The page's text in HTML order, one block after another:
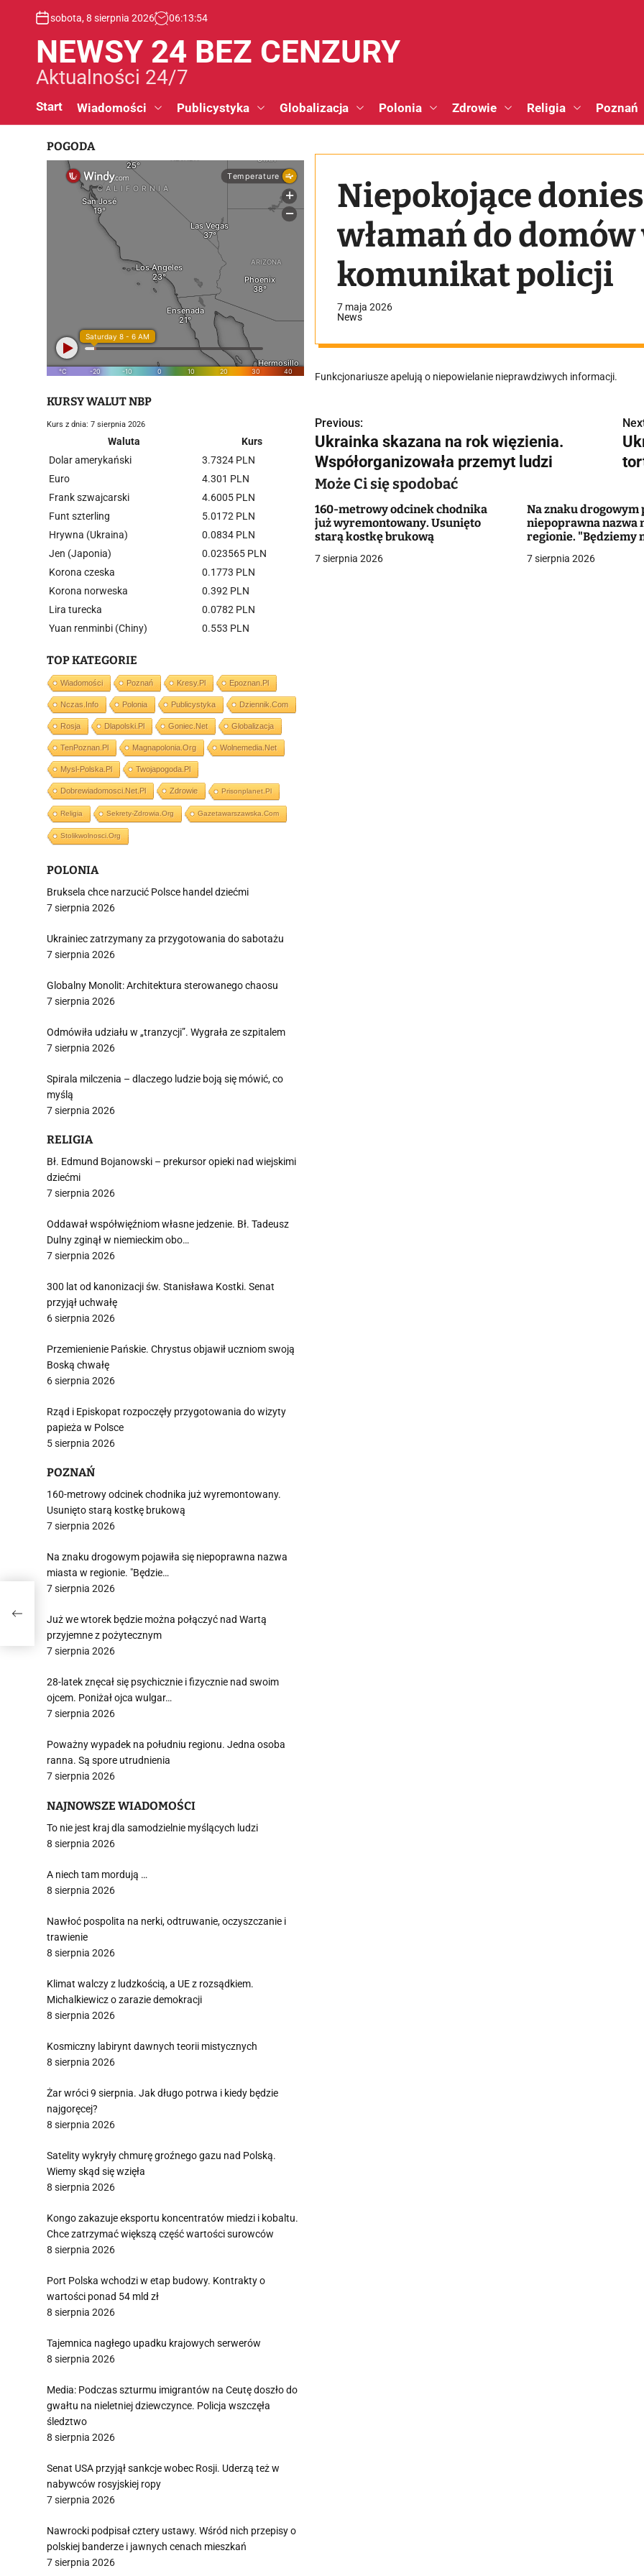
sobota, 8 sierpnia 2026 06:13:55
NEWSY 24 BEZ CENZURY
Aktualności 24/7
Start Wiadomości Publicystyka Globalizacja Polonia Zdrowie Religia Poznań
Niepokojące
włamań do
komunikat policji
7 maja 2026
News
Funkcjonariusze apelują o niepowielanie nieprawdziwych informacji.
N
a
w
i
g
a
Previous:
Ukrainka skazana na rok więzienia.
Współorganizowała przemyt ludzi
Może Ci się spodobać
160-metrowy odcinek chodnika
już wyremontowany. Usunięto
starą kostkę brukową
7 sierpnia 2026
Na znaku drogowym
niepoprawna nazwa
regionie. "Będziemy
7 sierpnia 2026
POGODA
KURSY WALUT NBP
Kurs z dnia: 7 sierpnia 2026
Waluta
Kurs
Dolar amerykański
3.7324 PLN
Euro
4.301 PLN
Frank szwajcarski
4.6005 PLN
Funt szterling
5.0172 PLN
Hrywna (Ukraina)
0.0834 PLN
Jen (Japonia)
0.023565 PLN
Korona czeska
0.1773 PLN
Korona norweska
0.392 PLN
Lira turecka
0.0782 PLN
Yuan renminbi (Chiny)
0.553 PLN
TOP KATEGORIE
Wiadomości Poznań Kresy.pl Epoznan.pl
Nczas.info Polonia Publicystyka Dziennik.com
Rosja Dlapolski.pl Goniec.net Globalizacja
TenPoznan.pl Magnapolonia.org Wolnemedia.net
Mysl-Polska.pl Twojapogoda.pl
Dobrewiadomosci.net.pl Zdrowie Prisonplanet.pl
Religia Sekrety-Zdrowia.org Gazetawarszawska.com
Stolikwolnosci.org
POLONIA
Bruksela chce narzucić Polsce handel dziećmi
7 sierpnia 2026
Ukrainiec zatrzymany za przygotowania do sabotażu
7 sierpnia 2026
Globalny Monolit: Architektura sterowanego chaosu
7 sierpnia 2026
Odmówiła udziału w „tranzycji”. Wygrała ze szpitalem
7 sierpnia 2026
Spirala milczenia – dlaczego ludzie boją się mówić, co
myślą
7 sierpnia 2026
RELIGIA
Bł. Edmund Bojanowski – prekursor opieki nad wiejskimi
dziećmi
7 sierpnia 2026
Oddawał współwięźniom własne jedzenie. Bł. Tadeusz
Dulny zginął w niemieckim obo…
7 sierpnia 2026
300 lat od kanonizacji św. Stanisława Kostki. Senat
przyjął uchwałę
6 sierpnia 2026
Przemienienie Pańskie. Chrystus objawił uczniom swoją
Boską chwałę
6 sierpnia 2026
Rząd i Episkopat rozpoczęły przygotowania do wizyty
papieża w Polsce
5 sierpnia 2026
POZNAŃ
160-metrowy odcinek chodnika już wyremontowany.
Usunięto starą kostkę brukową
7 sierpnia 2026
Na znaku drogowym pojawiła się niepoprawna nazwa
miasta w regionie. "Będzie…
7 sierpnia 2026
Już we wtorek będzie można połączyć nad Wartą
przyjemne z pożytecznym
7 sierpnia 2026
28-latek znęcał się psychicznie i fizycznie nad swoim
ojcem. Poniżał ojca wulgar…
7 sierpnia 2026
Poważny wypadek na południu regionu. Jedna osoba
ranna. Są spore utrudnienia
7 sierpnia 2026
NAJNOWSZE WIADOMOŚCI
To nie jest kraj dla samodzielnie myślących ludzi
8 sierpnia 2026
A niech tam mordują …
8 sierpnia 2026
Nawłoć pospolita na nerki, odtruwanie, oczyszczanie i
trawienie
8 sierpnia 2026
Klimat walczy z ludzkością, a UE z rozsądkiem.
Michalkiewicz o zarazie demokracji
8 sierpnia 2026
Kosmiczny labirynt dawnych teorii mistycznych
8 sierpnia 2026
Żar wróci 9 sierpnia. Jak długo potrwa i kiedy będzie
najgoręcej?
8 sierpnia 2026
Satelity wykryły chmurę groźnego gazu nad Polską.
Wiemy skąd się wzięła
8 sierpnia 2026
Kongo zakazuje eksportu koncentratów miedzi i kobaltu.
Chce zatrzymać większą część wartości surowców
8 sierpnia 2026
Port Polska wchodzi w etap budowy. Kontrakty o
wartości ponad 54 mld zł
8 sierpnia 2026
Tajemnica nagłego upadku krajowych serwerów
8 sierpnia 2026
Media: Podczas szturmu imigrantów na Ceutę doszło do
gwałtu na nieletniej dziewczynce. Policja wszczęła
śledztwo
8 sierpnia 2026
Senat USA przyjął sankcje wobec Rosji. Uderzą też w
nabywców rosyjskiej ropy
7 sierpnia 2026
Nawrocki podpisał cztery ustawy. Wśród nich przepisy o
polskiej banderze i jawnych cenach mieszkań
7 sierpnia 2026